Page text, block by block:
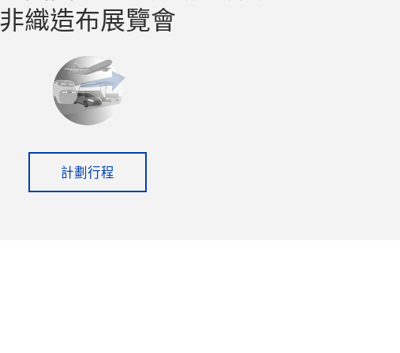
非織造布展覽會
計劃行程